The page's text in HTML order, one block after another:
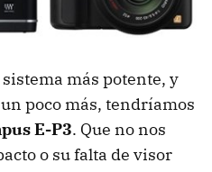
más potente, y
poco más, tendríamos
E-P3. Que no nos
o su falta de visor